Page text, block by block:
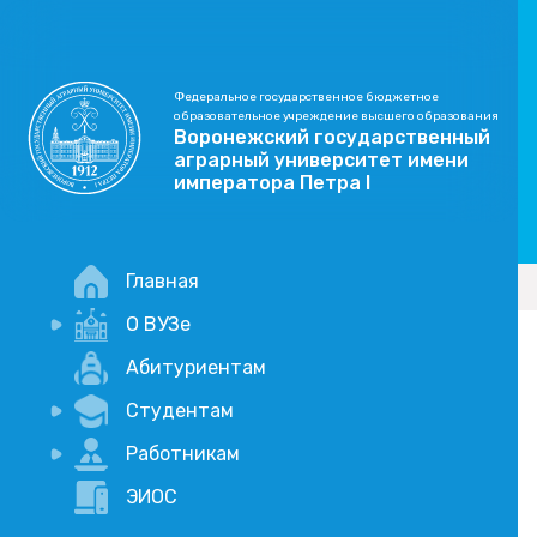
Федеральное государственное бюджетное
образовательное учреждение высшего образования
Воронежский государственный
аграрный университет имени
императора Петра I
Главная
О ВУЗе
Новости
Учебный процесс
Научная деятельность
Абитуриентам
Студентам
Портал дистанционого обучения
Академические отпуска
Работникам
Внимание, опрос!
ЭИОС